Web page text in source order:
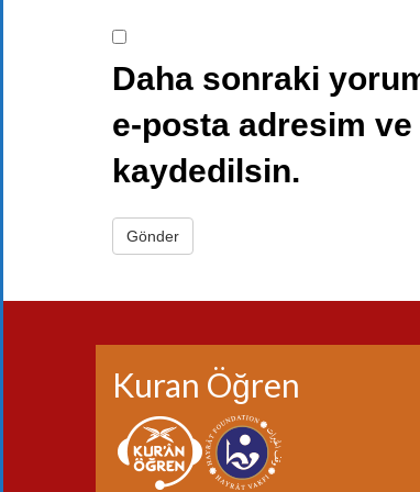
Daha sonraki
e-posta adresim ve
kaydedilsin.
Kuran Öğren